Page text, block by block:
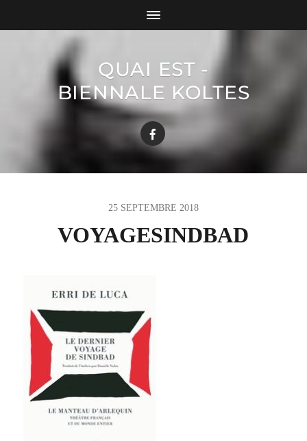
QUAI EST -
BIENNALE KOLTES
25 SEPTEMBRE 2018
VOYAGESINDBAD